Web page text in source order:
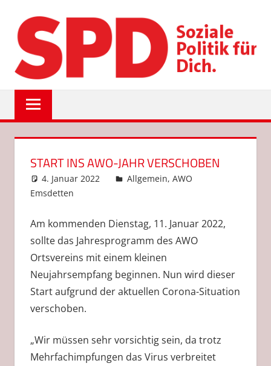
Inhalt
springen
SPD
EMSDETTEN
START INS AWO-JAHR VERSCHOBEN
4. Januar 2022 Sascha Höcker
Allgemein, AWO
Emsdetten
Am kommenden Dienstag, 11. Januar 2022,
sollte das Jahresprogramm des AWO
Ortsvereins mit einem kleinen
Neujahrsempfang beginnen. Nun wird dieser
Start aufgrund der aktuellen Corona-Situation
verschoben.
„Wir müssen sehr vorsichtig sein, da trotz
Mehrfachimpfungen das Virus verbreitet